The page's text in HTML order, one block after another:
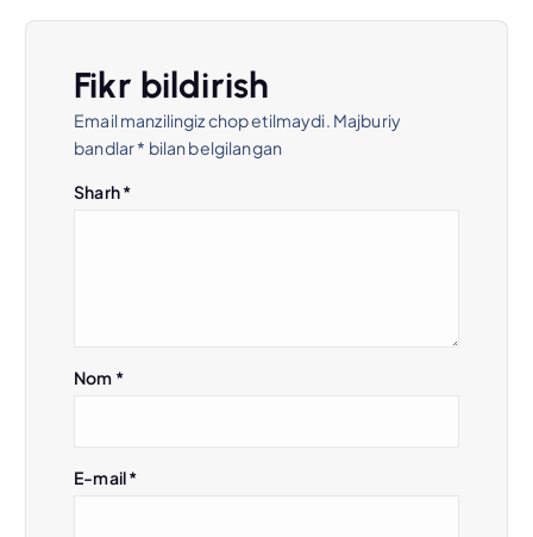
Fikr bildirish
Email manzilingiz chop etilmaydi. Majburiy
bandlar* bilan belgilangan
Sharh*
Nom *
E-mail*